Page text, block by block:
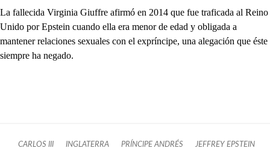
La fallecida Virginia Giuffre afirmó en 2014 que fue traficada al Reino
Unido por Epstein cuando ella era menor de edad y obligada a
mantener relaciones sexuales con el expríncipe, una alegación que éste
siempre ha negado.
CARLOS III INGLATERRA PRÍNCIPE ANDRÉS JEFFREY EPSTEIN